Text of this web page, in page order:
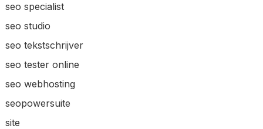
seo specialist
seo studio
seo tekstschrijver
seo tester online
seo webhosting
seopowersuite
site